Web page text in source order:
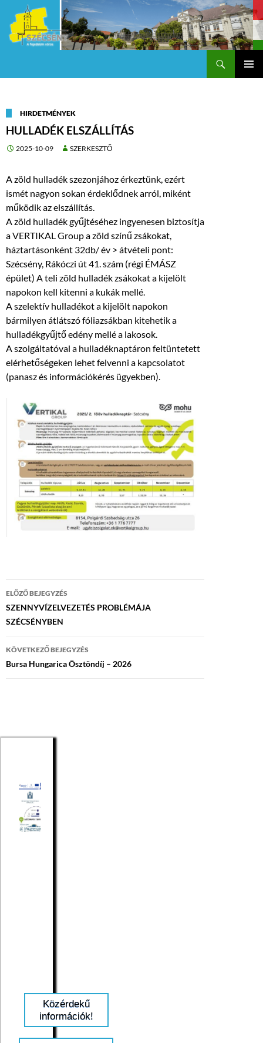
HIRDETMÉNYEK
HULLADÉK ELSZÁLLÍTÁS
2025-10-09 SZERKESZTŐ
A zöld hulladék szezonjához érkeztünk, ezért
ismét nagyon sokan érdeklődnek arról, miként
működik az elszállítás.
A zöld hulladék gyűjtéséhez ingyenesen biztosítja
a VERTIKAL Group a zöld színű zsákokat,
háztartásonként 32db/ év > átvételi pont:
Szécsény, Rákóczi út 41. szám (régi ÉMÁSZ
épület) A teli zöld hulladék zsákokat a kijelölt
napokon kell kitenni a kukák mellé.
A szelektív hulladékot a kijelölt napokon
bármilyen átlátszó fóliazsákban kitehetik a
hulladékgyűjtő edény mellé a lakosok.
A szolgáltatóval a hulladéknaptáron feltüntetett
elérhetőségeken lehet felvenni a kapcsolatot
(panasz és információkérés ügyekben).
Bejegyzés
navigáció
ELŐZŐ BEJEGYZÉS
SZENNYVÍZELVEZETÉS PROBLÉMÁJA
SZÉCSÉNYBEN
KÖVETKEZŐ BEJEGYZÉS
Bursa Hungarica Ösztöndíj – 2026
Közérdekű
információk!